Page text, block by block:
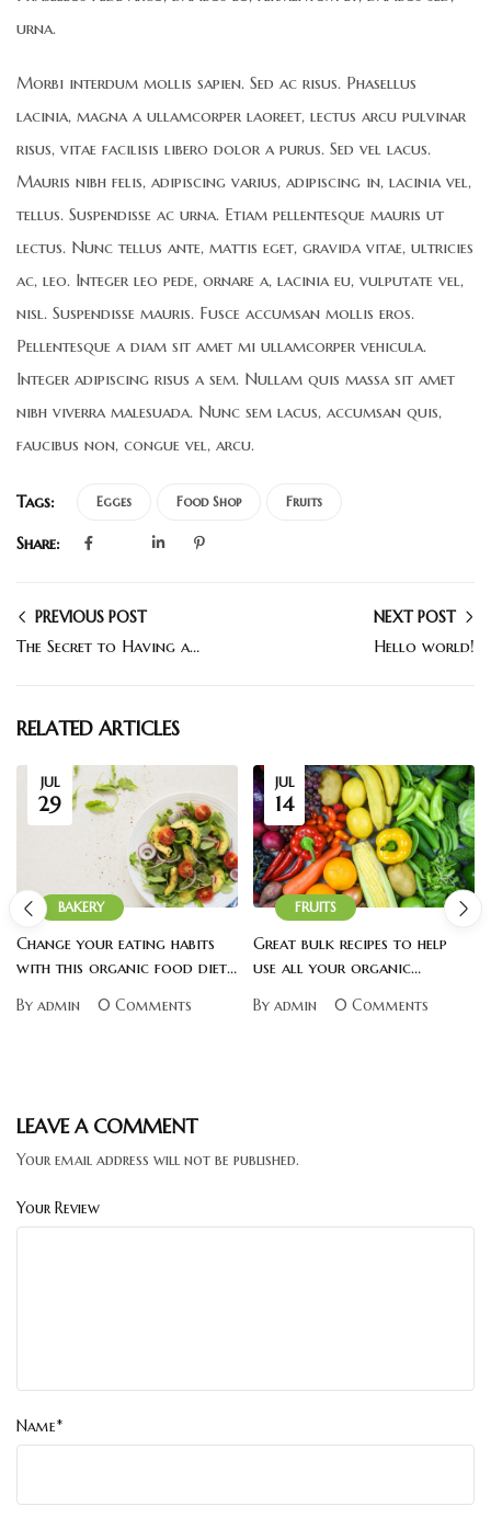
urna.
Morbi interdum mollis sapien. Sed ac risus. Phasellus
lacinia, magna a ullamcorper laoreet, lectus arcu pulvinar
risus, vitae facilisis libero dolor a purus. Sed vel lacus.
Mauris nibh felis, adipiscing varius, adipiscing in, lacinia vel,
tellus. Suspendisse ac urna. Etiam pellentesque mauris ut
lectus. Nunc tellus ante, mattis eget, gravida vitae, ultricies
ac, leo. Integer leo pede, ornare a, lacinia eu, vulputate vel,
nisl. Suspendisse mauris. Fusce accumsan mollis eros.
Pellentesque a diam sit amet mi ullamcorper vehicula.
Integer adipiscing risus a sem. Nullam quis massa sit amet
nibh viverra malesuada. Nunc sem lacus, accumsan quis,
faucibus non, congue vel, arcu.
Tags: Egges Food Shop Fruits
Share:
PREVIOUS POST
The Secret to Having a Delicious Spaghetti Dish (New)
NEXT POST
Hello world!
RELATED ARTICLES
BAKERY
JUL
29
Change your eating habits
with this organic food diet
By admin 0 Comments
FRUITS
JUL
14
Great bulk recipes to help
use all your organic
By admin 0 Comments
LEAVE A COMMENT
Your email address will not be published.
Your Review
Name*